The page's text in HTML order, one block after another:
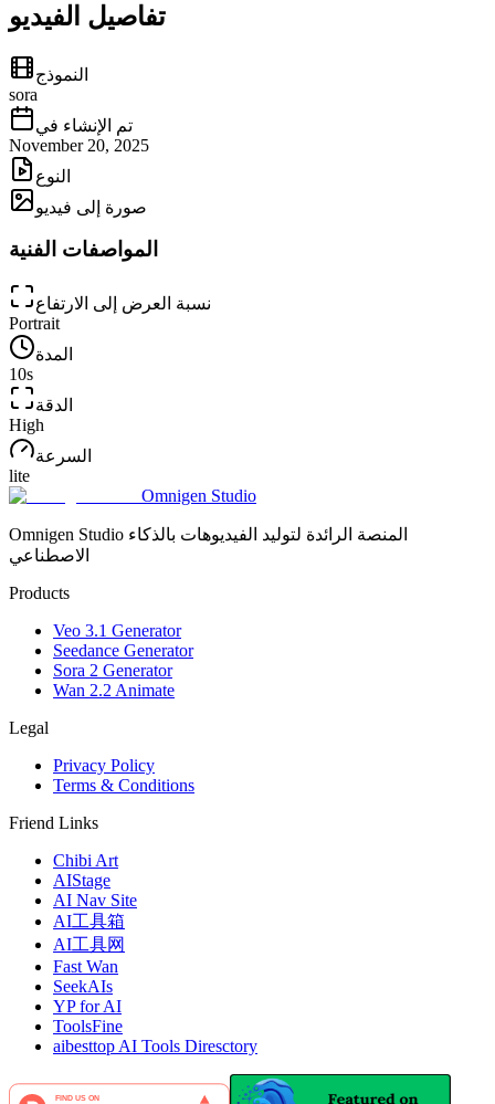
تفاصيل الفيديو
النموذج
sora
تم الإنشاء في
November 20, 2025
النوع
صورة إلى فيديو
المواصفات الفنية
نسبة العرض إلى الارتفاع
Portrait
المدة
10s
الدقة
High
السرعة
lite
Omnigen Studio
Omnigen Studio المنصة الرائدة لتوليد الفيديوهات بالذكاء
الاصطناعي
Products
Veo 3.1 Generator
Seedance Generator
Sora 2 Generator
Wan 2.2 Animate
Legal
Privacy Policy
Terms & Conditions
Friend Links
Chibi Art
AIStage
AI Nav Site
AI工具箱
AI工具网
Fast Wan
SeekAIs
YP for AI
ToolsFine
aibesttop AI Tools Diresctory